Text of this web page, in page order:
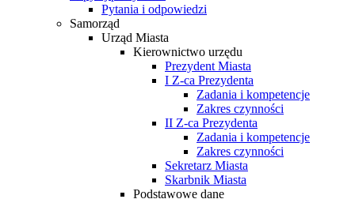
Pytania i odpowiedzi
Samorząd
Urząd Miasta
Kierownictwo urzędu
Prezydent Miasta
I Z-ca Prezydenta
Zadania i kompetencje
Zakres czynności
II Z-ca Prezydenta
Zadania i kompetencje
Zakres czynności
Sekretarz Miasta
Skarbnik Miasta
Podstawowe dane